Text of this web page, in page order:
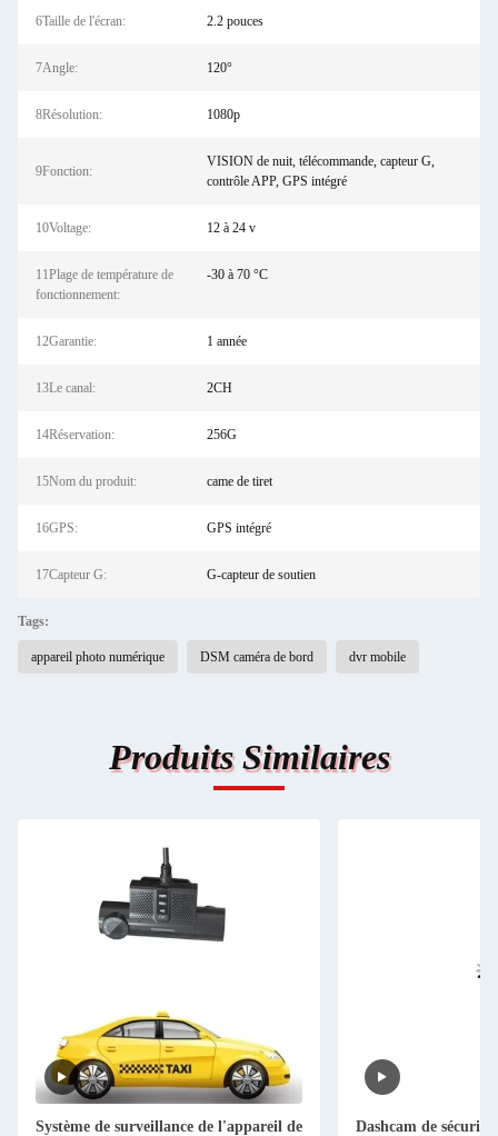
6Taille de l'écran: 2.2 pouces
7Angle: 120°
8Résolution: 1080p
9Fonction:
VISION de nuit, télécommande, capteur G,
contrôle APP, GPS intégré
10Voltage: 12 à 24 v
11Plage de température de
fonctionnement:
-30 à 70 °C
12Garantie: 1 année
13Le canal: 2CH
14Réservation: 256G
15Nom du produit: came de tiret
16GPS: GPS intégré
17Capteur G: G-capteur de soutien
Tags:
appareil photo numérique DSM caméra de bord dvr mobile
Produits Similaires
Système de surveillance de l'appareil de
Dashcam de